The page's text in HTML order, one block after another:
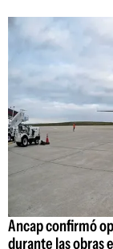
Ancap confirmó
durante las obras